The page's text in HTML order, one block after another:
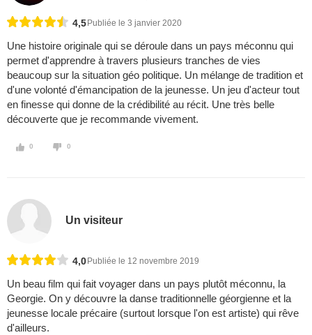
4,5 Publiée le 3 janvier 2020
Une histoire originale qui se déroule dans un pays méconnu qui
permet d'apprendre à travers plusieurs tranches de vies
beaucoup sur la situation géo politique. Un mélange de tradition et
d'une volonté d'émancipation de la jeunesse. Un jeu d'acteur tout
en finesse qui donne de la crédibilité au récit. Une très belle
découverte que je recommande vivement.
0 0
Un visiteur
4,0 Publiée le 12 novembre 2019
Un beau film qui fait voyager dans un pays plutôt méconnu, la
Georgie. On y découvre la danse traditionnelle géorgienne et la
jeunesse locale précaire (surtout lorsque l'on est artiste) qui rêve
d'ailleurs.